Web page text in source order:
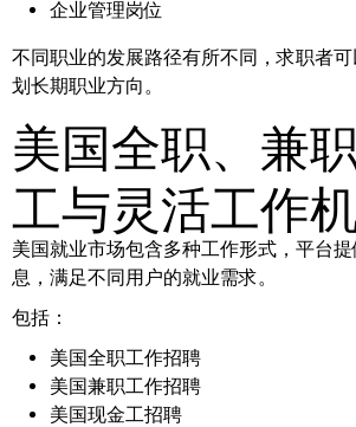
企业管理岗位
不同职业的发展路径有所不同，求职者
划长期职业方向。
美国全职、兼
工与灵活工作
美国就业市场包含多种工作形式，平台
息，满足不同用户的就业需求。
包括：
美国全职工作招聘
美国兼职工作招聘
美国现金工招聘